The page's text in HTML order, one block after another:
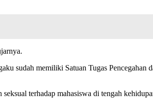
sudah memiliki Satuan Tugas Pencegahan
terhadap mahasiswa di tengah